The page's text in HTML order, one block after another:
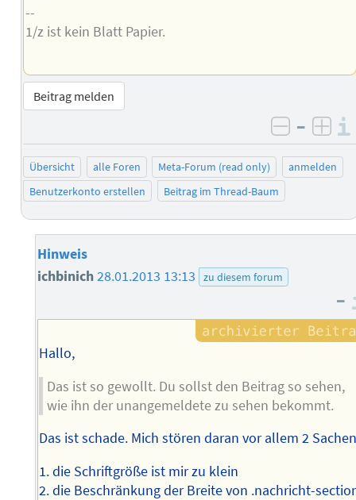
--
1/z ist kein Blatt Papier.
Beitrag melden
negativ
–
Übersicht alle Foren Meta-Forum (read only)
anmelden
Benutzerkonto erstellen
Beitrag im Thread-Baum
Hinweis
ichbinich28.01.2013 13:13 zu diesem forum
–
Hallo,
Das ist so gewollt. Du sollst den Beitrag so sehen,
wie ihn der unangemeldete zu sehen bekommt.
Das ist schade. Mich stören daran vor allem 2
1. die Schriftgröße ist mir zu klein
2. die Beschränkung der Breite von .nachricht-